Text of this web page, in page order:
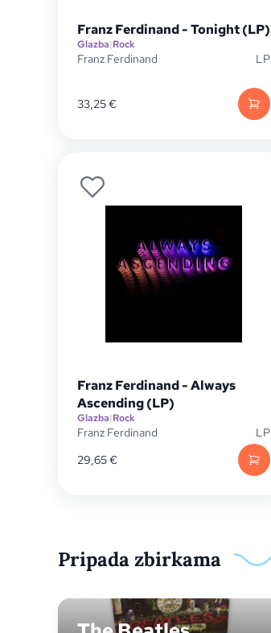
Franz Ferdinand - Tonight (LP)
Glazba|Rock
Franz Ferdinand LP
33,25€
Franz Ferdinand - Always
Ascending (LP)
Glazba|Rock
Franz Ferdinand
LP
29,65€
Pripada zbirkama